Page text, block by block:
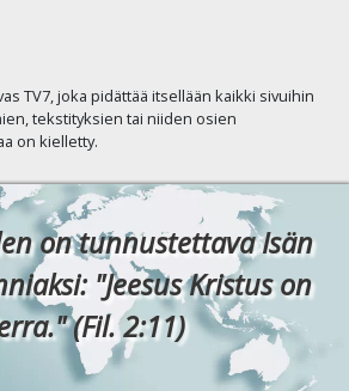
TV7, joka pidättää itsellään kaikki sivuihin
tekstityksien tai niiden osien
on kielletty.
on tunnustettava Isän
"Jeesus Kristus on
(Fil. 2:11)